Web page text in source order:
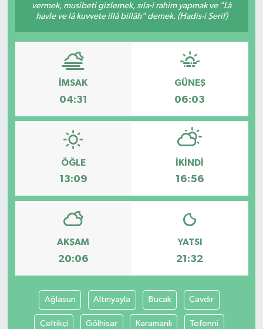
vermek, musibeti gizlemek, sıla-i rahim yapmak ve "Lâ
havle ve lâ kuvvete illâ billâh" demek. (Hadis-i Şerif)
İMSAK
04:31
GÜNEŞ
06:03
ÖĞLE
13:09
İKINDI
16:56
AKŞAM
20:06
YATSI
21:32
Ağlasun Altınyayla Bucak Çavdır
Çeltikçi Gölhisar Karamanlı Tefenni